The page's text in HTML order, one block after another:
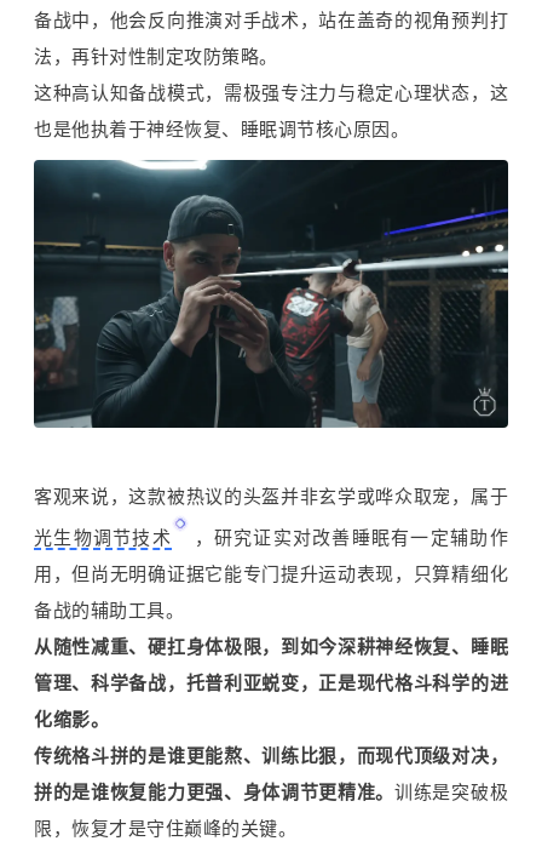
备战中，他会反向推演对手战术，站在盖奇的视角预判打
法，再针对性制定攻防策略。
这种高认知备战模式，需极强专注力与稳定心理状态，这
也是他执着于神经恢复、睡眠调节核心原因。
客观来说，这款被热议的头盔并非玄学或哗众取宠，属于
光生物调节技术
，研究证实对改善睡眠有一定辅助作
用，但尚无明确证据它能专门提升运动表现，只算精细化
备战的辅助工具。
从随性减重、硬扛身体极限，到如今深耕神经恢复、睡眠
管理、科学备战，托普利亚蜕变，正是现代格斗科学的进
化缩影。
传统格斗拼的是谁更能熬、训练比狠，而现代顶级对决，
拼的是谁恢复能力更强、身体调节更精准。训练是突破极
限，恢复才是守住巅峰的关键。